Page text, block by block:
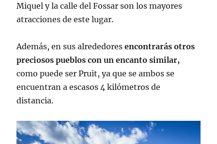
Miquel y la calle del Fossar son los mayores
atracciones de este lugar.
Además, en sus alrededoresencontrarás otros
preciosos pueblos con un encanto similar,
como puede ser Pruit, ya que se ambos se
encuentran a escasos 4 kilómetros de
distancia.